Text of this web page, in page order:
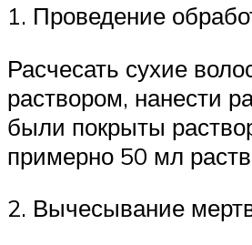
1. Проведение
Расчесать сухие
раствором, нанести
были покрыты
примерно 50 мл
2. Вычесывание